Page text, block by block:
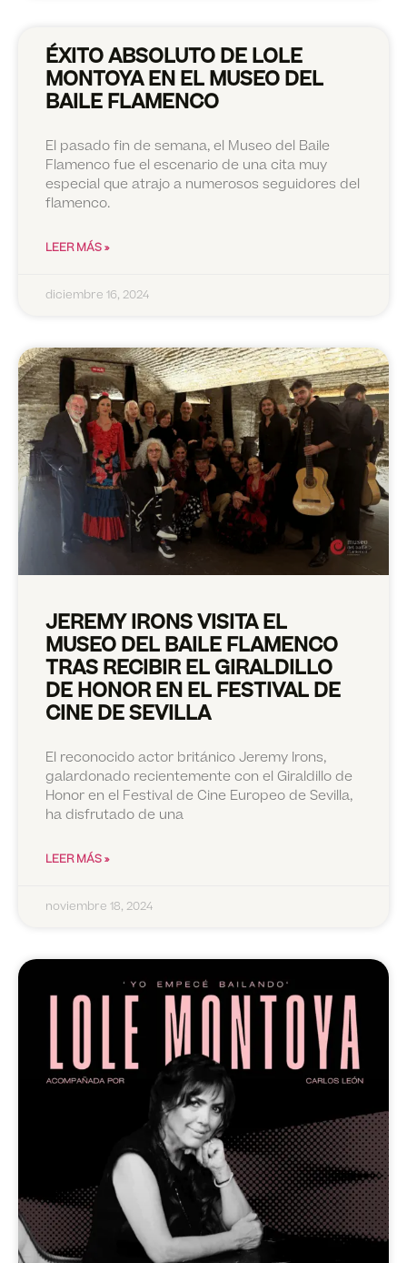
ÉXITO ABSOLUTO DE LOLE
MONTOYA EN EL MUSEO DEL
BAILE FLAMENCO
El pasado fin de semana, el Museo del Baile
Flamenco fue el escenario de una cita muy
especial que atrajo a numerosos seguidores del
flamenco.
LEER MÁS »
diciembre 16, 2024
JEREMY IRONS VISITA EL
MUSEO DEL BAILE FLAMENCO
TRAS RECIBIR EL GIRALDILLO
DE HONOR EN EL FESTIVAL DE
CINE DE SEVILLA
El reconocido actor británico Jeremy Irons,
galardonado recientemente con el Giraldillo de
Honor en el Festival de Cine Europeo de Sevilla,
ha disfrutado de una
LEER MÁS »
noviembre 18, 2024